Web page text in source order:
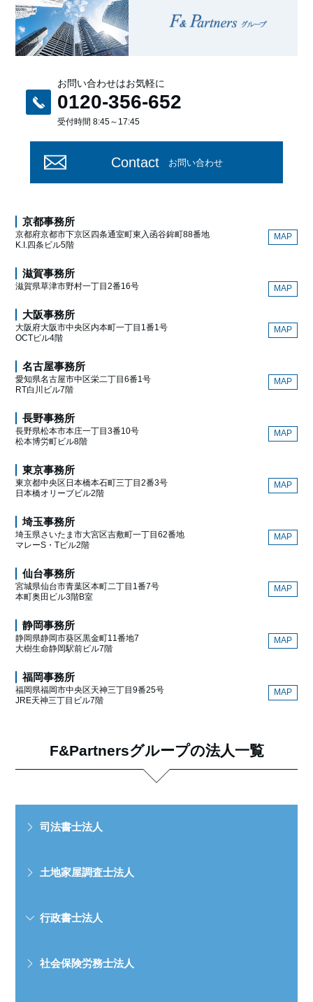
お問い合わせはお気軽に
0120-356-652
受付時間 8:45～17:45
Contact お問い合わせ
京都事務所
京都府京都市下京区四条通室町東入函谷鉾町88番地
K.I.四条ビル5階
MAP
滋賀事務所
滋賀県草津市野村一丁目2番16号 MAP
大阪事務所
大阪府大阪市中央区内本町一丁目1番1号
OCTビル4階
MAP
名古屋事務所
愛知県名古屋市中区栄二丁目6番1号
RT白川ビル7階
MAP
長野事務所
長野県松本市本庄一丁目3番10号
松本博労町ビル8階
MAP
東京事務所
東京都中央区日本橋本石町三丁目2番3号
日本橋オリーブビル2階
MAP
埼玉事務所
埼玉県さいたま市大宮区吉敷町一丁目62番地
マレーS・Tビル2階
MAP
仙台事務所
宮城県仙台市青葉区本町二丁目1番7号
本町奥田ビル3階B室
MAP
静岡事務所
静岡県静岡市葵区黒金町11番地7
大樹生命静岡駅前ビル7階
MAP
福岡事務所
福岡県福岡市中央区天神三丁目9番25号
JRE天神三丁目ビル7階
MAP
F&Partnersグループの法人一覧
司法書士法人
土地家屋調査士法人
行政書士法人
社会保険労務士法人